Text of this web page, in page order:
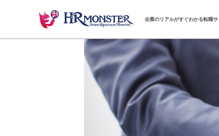
企業のリアルがすぐわかる転職